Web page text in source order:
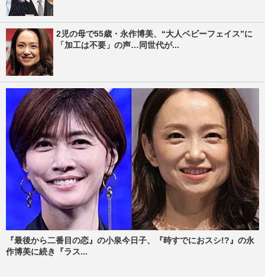
2児の母で55歳・永作博美、“大人ベビーフェイス”に
「加工は不要」の声…同世代が...
『最後から二番目の恋』の小泉今日子、『時すでにおスシ!?』の永
作博美に続き『ラス...